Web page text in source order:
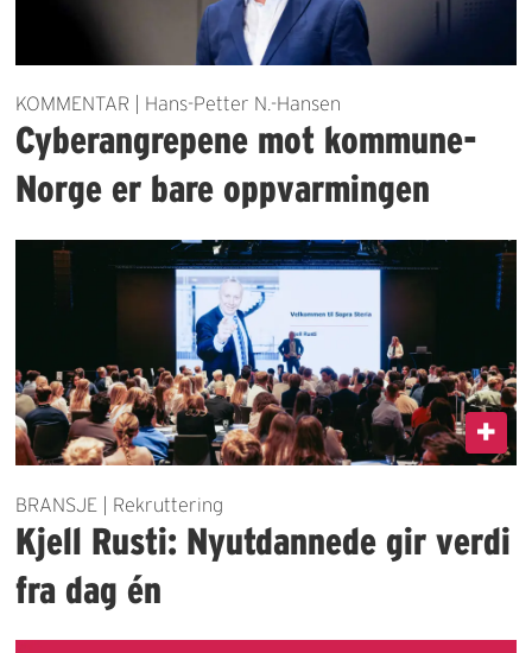
KOMMENTAR | Hans-Petter N.-Hansen
Cyberangrepene mot kommune-
Norge er bare oppvarmingen
BRANSJE | Rekruttering
Kjell Rusti: Nyutdannede gir verdi
fra dag én